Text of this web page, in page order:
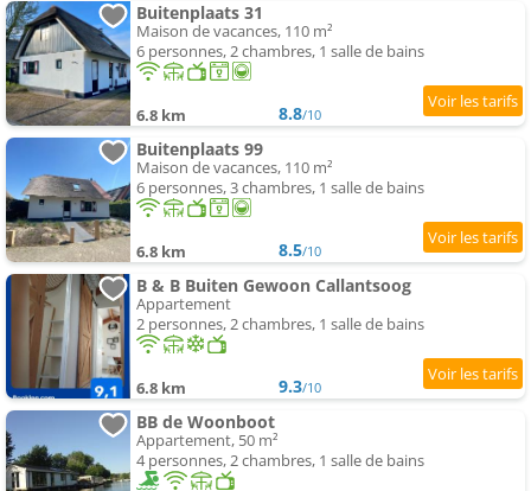
Buitenplaats 31
Maison de vacances, 110 m²
6 personnes, 2 chambres, 1 salle de bains
6.8 km 8.8/10
Buitenplaats 99
Maison de vacances, 110 m²
6 personnes, 3 chambres, 1 salle de bains
6.8 km 8.5/10
B & B Buiten Gewoon Callantsoog
Appartement
2 personnes, 2 chambres, 1 salle de bains
6.8 km 9.3/10
BB de Woonboot
Appartement, 50 m²
4 personnes, 2 chambres, 1 salle de bains